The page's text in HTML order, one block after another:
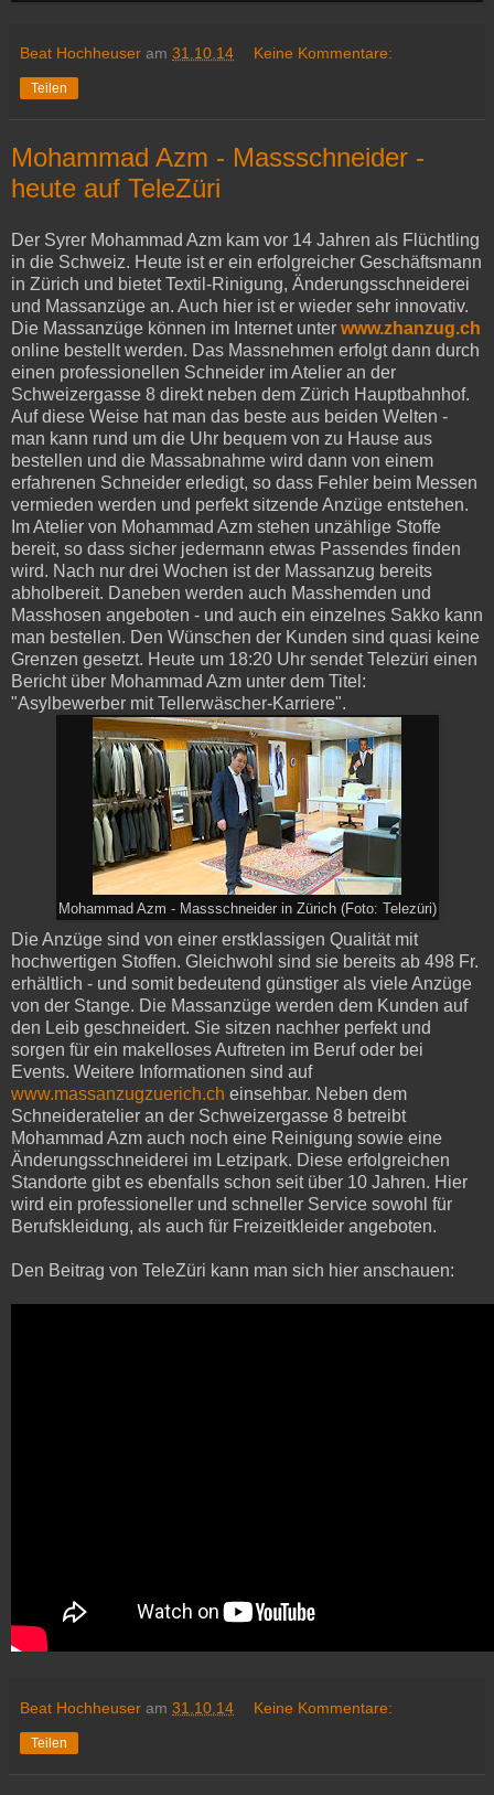
Beat Hochheuser am 31.10.14 Keine Kommentare:
Teilen
Mohammad Azm - Massschneider -
heute auf TeleZüri
Der Syrer Mohammad Azm kam vor 14 Jahren als Flüchtling
in die Schweiz. Heute ist er ein erfolgreicher Geschäftsmann
in Zürich und bietet Textil-Rinigung, Änderungsschneiderei
und Massanzüge an. Auch hier ist er wieder sehr innovativ.
Die Massanzüge können im Internet unter www.zhanzug.ch
online bestellt werden. Das Massnehmen erfolgt dann durch
einen professionellen Schneider im Atelier an der
Schweizergasse 8 direkt neben dem Zürich Hauptbahnhof.
Auf diese Weise hat man das beste aus beiden Welten -
man kann rund um die Uhr bequem von zu Hause aus
bestellen und die Massabnahme wird dann von einem
erfahrenen Schneider erledigt, so dass Fehler beim Messen
vermieden werden und perfekt sitzende Anzüge entstehen.
Im Atelier von Mohammad Azm stehen unzählige Stoffe
bereit, so dass sicher jedermann etwas Passendes finden
wird. Nach nur drei Wochen ist der Massanzug bereits
abholbereit. Daneben werden auch Masshemden und
Masshosen angeboten - und auch ein einzelnes Sakko kann
man bestellen. Den Wünschen der Kunden sind quasi keine
Grenzen gesetzt. Heute um 18:20 Uhr sendet Telezüri einen
Bericht über Mohammad Azm unter dem Titel:
"Asylbewerber mit Tellerwäscher-Karriere".
Mohammad Azm - Massschneider in Zürich (Foto: Telezüri)
Die Anzüge sind von einer erstklassigen Qualität mit
hochwertigen Stoffen. Gleichwohl sind sie bereits ab 498 Fr.
erhältlich - und somit bedeutend günstiger als viele Anzüge
von der Stange. Die Massanzüge werden dem Kunden auf
den Leib geschneidert. Sie sitzen nachher perfekt und
sorgen für ein makelloses Auftreten im Beruf oder bei
Events. Weitere Informationen sind auf
www.massanzugzuerich.ch einsehbar. Neben dem
Schneideratelier an der Schweizergasse 8 betreibt
Mohammad Azm auch noch eine Reinigung sowie eine
Änderungsschneiderei im Letzipark. Diese erfolgreichen
Standorte gibt es ebenfalls schon seit über 10 Jahren. Hier
wird ein professioneller und schneller Service sowohl für
Berufskleidung, als auch für Freizeitkleider angeboten.
Den Beitrag von TeleZüri kann man sich hier anschauen:
Beat Hochheuser am 31.10.14 Keine Kommentare:
Teilen